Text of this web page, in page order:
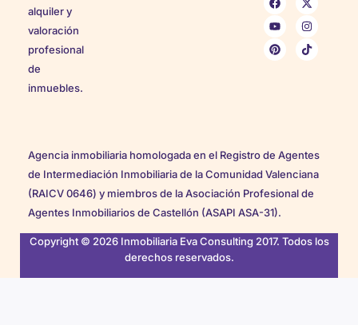
alquiler y
valoración
profesional
de
inmuebles.
Agencia inmobiliaria homologada en el Registro de Agentes
de Intermediación Inmobiliaria de la Comunidad Valenciana
(RAICV 0646) y miembros de la Asociación Profesional de
Agentes Inmobiliarios de Castellón (ASAPI ASA-31).
Copyright © 2026 Inmobiliaria Eva Consulting 2017. Todos los
derechos reservados.